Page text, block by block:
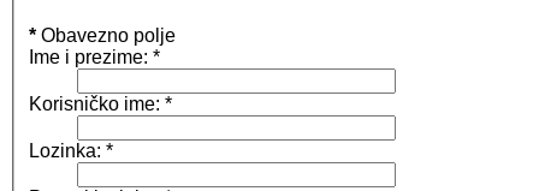
* Obavezno polje
Ime i prezime: *
Korisničko ime: *
Lozinka: *